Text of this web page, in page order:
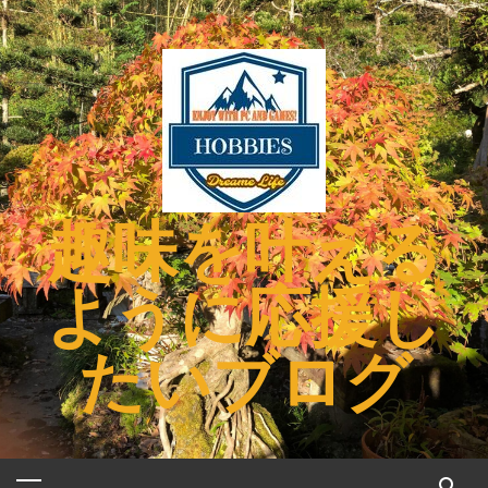
コ
ン
テ
ン
ツ
へ
ス
キ
ッ
プ
趣味を叶える
ように応援し
たいブログ